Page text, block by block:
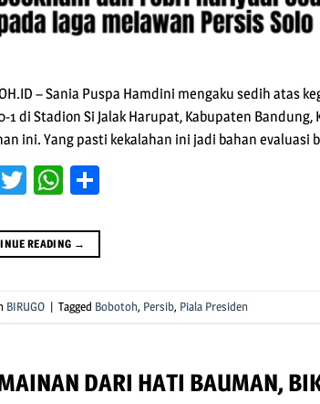
– Sania Puspa Hamdini mengaku sedih atas
1 di Stadion Si Jalak Harupat, Kabupaten
ini. Yang pasti kekalahan ini jadi bahan evaluasi
TwitterWhatsApp
READING →
BIRUGO | Tagged Bobotoh, Persib, Piala Presiden
DARI HATI BAUMAN,